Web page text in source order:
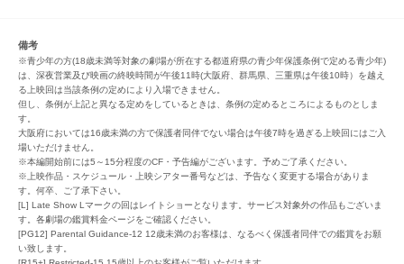
備考
※青少年の方(18歳未満等対象の劇場が所在する都道府県の青少年保護条例で定める青少年)
は、深夜営業及び映画の終映時間が午後11時(大阪府、群馬県、三重県は午後10時）を越え
る上映回は当該条例の定めにより入場できません。
但し、条例が上記と異なる定めをしているときは、条例の定めるところによるものとしま
す。
大阪府においては16歳未満の方で保護者同伴でない場合は午後7時を過ぎる上映回にはご入
場いただけません。
※本編開始前には5～15分程度のCF・予告編がございます。予めご了承ください。
※上映作品・スケジュール・上映シアター番号などは、予告なく変更する場合がありま
す。何卒、ご了承下さい。
[L] Late Show Lマークの回はレイトショーとなります。サービス対象外の作品もございま
す。各劇場の鑑賞料金ページをご確認ください。
[PG12] Parental Guidance-12 12歳未満のお客様は、なるべく保護者同伴での鑑賞をお願
い致します。